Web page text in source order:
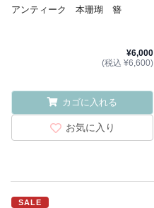
アンティーク 本珊瑚 簪
¥6,000
(税込 ¥6,600)
カゴに入れる
お気に入り
SALE